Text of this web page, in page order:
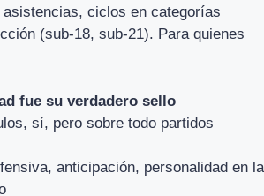
ciclos en categorías
(sub-18, sub-21). Para quienes
fue su verdadero sello
sí, pero sobre todo partidos
anticipación, personalidad en la